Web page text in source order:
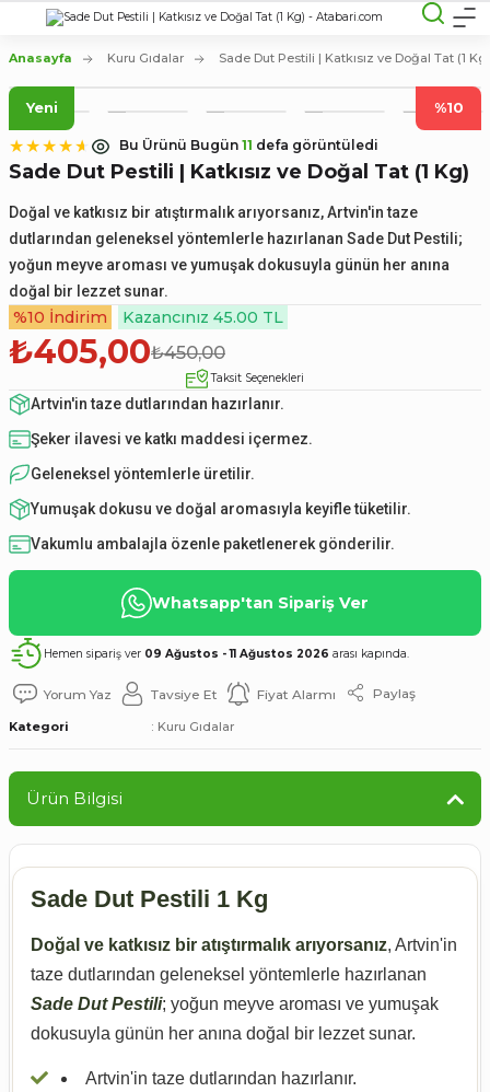
Anasayfa Kuru Gıdalar Sade Dut Pestili | Katkısız ve Doğal Tat (1 Kg)
Yeni %10
Bu Ürünü Bugün 11 defa görüntüledi
Sade Dut Pestili | Katkısız ve Doğal Tat (1 Kg)
Doğal ve katkısız bir atıştırmalık arıyorsanız, Artvin'in taze
dutlarından geleneksel yöntemlerle hazırlanan Sade Dut Pestili;
yoğun meyve aroması ve yumuşak dokusuyla günün her anına
doğal bir lezzet sunar.
%10 İndirim Kazancınız 45.00 TL
₺405,00₺450,00
Taksit Seçenekleri
Kategori Kuru Gıdalar
Hemen sipariş ver 09 Ağustos - 11 Ağustos 2026 arası kapında.
Yorum Yaz Tavsiye Et Fiyat Alarmı Paylaş
Artvin'in taze dutlarından hazırlanır.
Şeker ilavesi ve katkı maddesi içermez.
Geleneksel yöntemlerle üretilir.
Yumuşak dokusu ve doğal aromasıyla keyifle tüketilir.
Vakumlu ambalajla özenle paketlenerek gönderilir.
Whatsapp'tan Sipariş Ver
Ürün Bilgisi
Sade Dut Pestili 1 Kg
Doğal ve katkısız bir atıştırmalık arıyorsanız, Artvin'in
taze dutlarından geleneksel yöntemlerle hazırlanan
Sade Dut Pestili; yoğun meyve aroması ve yumuşak
dokusuyla günün her anına doğal bir lezzet sunar.
Artvin'in taze dutlarından hazırlanır.